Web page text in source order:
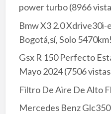
power turbo(8966
Bmw X3 2.0 Xdrive30i-
Bogotá,sí, Solo 5470km!
Gsx R 150 Perfecto
Mayo 2024(7506
Filtro De Aire De Alto
Mercedes Benz